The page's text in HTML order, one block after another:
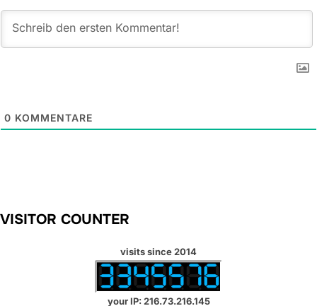
0 KOMMENTARE
VISITOR COUNTER
visits since 2014
your IP: 216.73.216.145